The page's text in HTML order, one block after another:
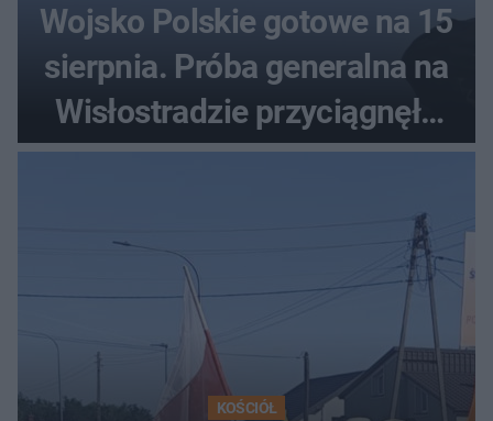
Wojsko Polskie gotowe na 15
sierpnia. Próba generalna na
Wisłostradzie przyciągnęła
tłumy
KOŚCIÓŁ